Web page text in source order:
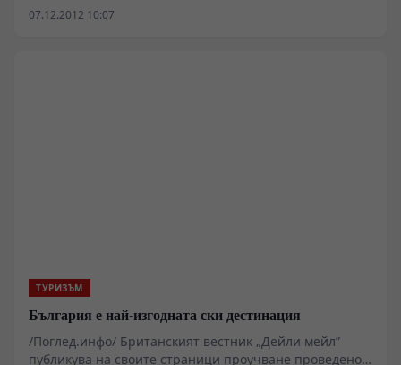
декември ще има готовност за откриване на сезона",
07.12.2012 10:07
ТУРИЗЪМ
България е най-изгодната ски дестинация
/Поглед.инфо/ Британският вестник „Дейли мейл”
публикува на своите страници проучване проведено